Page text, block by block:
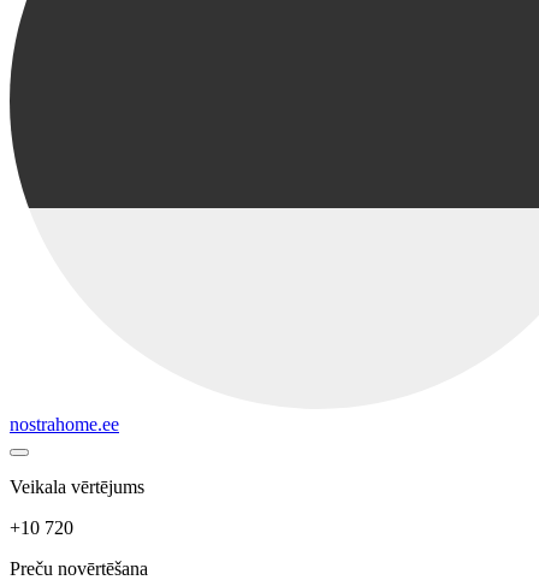
nostrahome.ee
Veikala vērtējums
+10 720
Preču novērtēšana